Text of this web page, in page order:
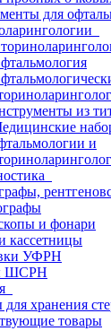
для
из
и
и фонари
кассетницы
УФРН
ШСРН
хранения
товары